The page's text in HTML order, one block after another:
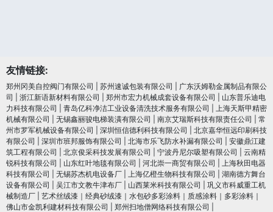
友情链接:
郑州冈美自控阀门有限公司 苏州速诚包装有限公司
广东沃姆勒金属制品有限公
司
浙江新语新材料有限公司 郑州市宏力机械成套设备有限公司
山东普乐迪电
力科技有限公司
青岛亿科净洁工业设备清洗技术服务有限公司
上海天斯甲精密
机械有限公司
无锡鑫丽骏电梯装潢有限公司 南京艾瑞斯科技有限责任公司
常
州市罗军机械设备有限公司
深圳恒信德利科技有限公司
北京嘉华恒远印刷科技
有限公司
深圳市班邦服饰有限公司 北海市乐飞防水补漏有限公司
安徽鼎江建
筑工程有限公司
北京俊采科技发展有限公司 宁波丹尼尔吸塑有限公司
云南精
锐科技有限公司
山东红叶地毯有限公司 河北崇一商贸有限公司
上海秋田电器
科技有限公司
无锡苏杰机电设备厂 上海亿橙生物科技有限公司
湖南德方舞台
设备有限公司
吴江市文教牛津布厂 山西莱米科技有限公司
巩义市科威重工机
械制造厂
艺术丝绒漆｜经典砂绒漆｜水包砂多彩涂料｜质感涂料｜多彩涂料｜
佛山市金凯利建材科技有限公司
郑州扫地僧网络科技有限公司